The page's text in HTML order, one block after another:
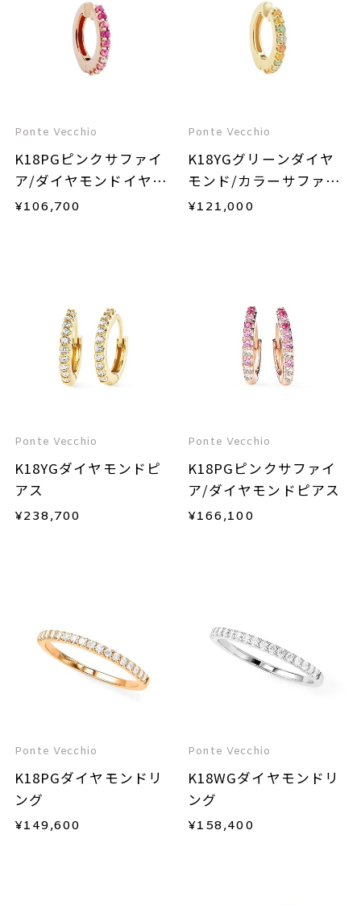
Ponte Vecchio
K18PGピンクサファイ
ア/ダイヤモンドイヤー
カフ(片耳用)
¥106,700
Ponte Vecchio
K18YGグリーンダイヤ
モンド/カラーサファイ
ア/ダイヤモンドイヤー
¥121,000
Ponte Vecchio
K18YGダイヤモンドピ
アス
¥238,700
Ponte Vecchio
K18PGピンクサファイ
ア/ダイヤモンドピアス
¥166,100
Ponte Vecchio
K18PGダイヤモンドリ
ング
¥149,600
Ponte Vecchio
K18WGダイヤモンドリ
ング
¥158,400